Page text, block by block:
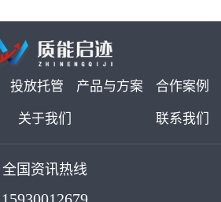
投放托管 产品与方案 合作案例
关于我们 联系我们
全国资讯热线